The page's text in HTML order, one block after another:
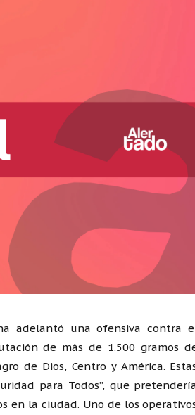
adelantó una ofensiva contra
de más de 1.500 gramos
de Dios, Centro y América.
para Todos”, que
en la ciudad. Uno de los